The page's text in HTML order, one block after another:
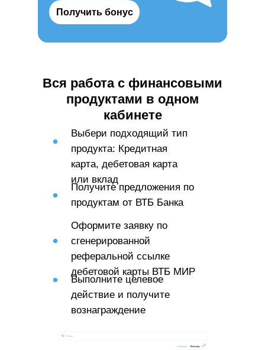
Получить бонус
Вся работа с финансовыми
продуктами в одном
кабинете
Выбери подходящий тип
продукта: Кредитная
карта, дебетовая карта
или вклад
Получите предложения по
продуктам от ВТБ Банка
Оформите заявку по
сгенерированной
реферальной ссылке
дебетовой карты ВТБ МИР
Выполните целевое
действие и получите
вознаграждение